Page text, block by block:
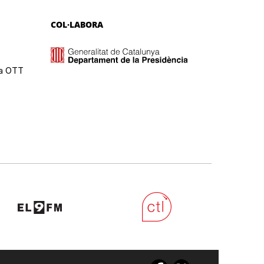
OTT
COL·LABORA